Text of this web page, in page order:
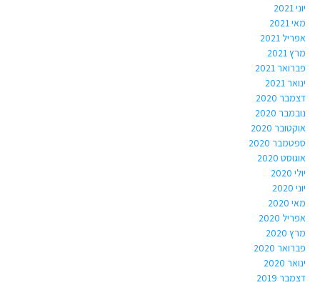
יוני 2021
מאי 2021
אפריל 2021
מרץ 2021
פברואר 2021
ינואר 2021
דצמבר 2020
נובמבר 2020
אוקטובר 2020
ספטמבר 2020
אוגוסט 2020
יולי 2020
יוני 2020
מאי 2020
אפריל 2020
מרץ 2020
פברואר 2020
ינואר 2020
דצמבר 2019